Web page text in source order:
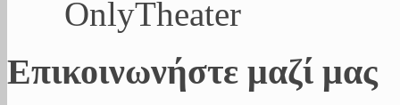
OnlyTheater
Επικοινωνήστε μαζί μας